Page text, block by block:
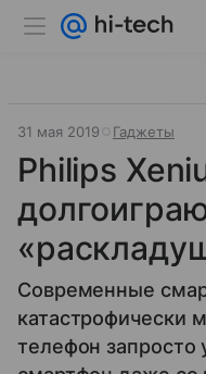
31 мая 2019 Гаджеты
Philips
Современные
катастрофически
телефон запросто